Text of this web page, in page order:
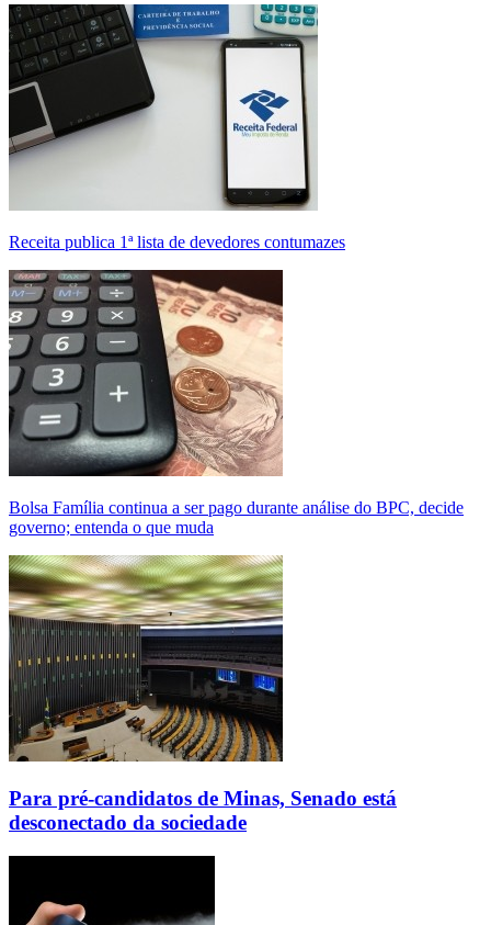
Receita publica 1ª lista de devedores contumazes
Bolsa Família continua a ser pago durante análise do BPC, decide
governo; entenda o que muda
Para pré-candidatos de Minas, Senado está
desconectado da sociedade